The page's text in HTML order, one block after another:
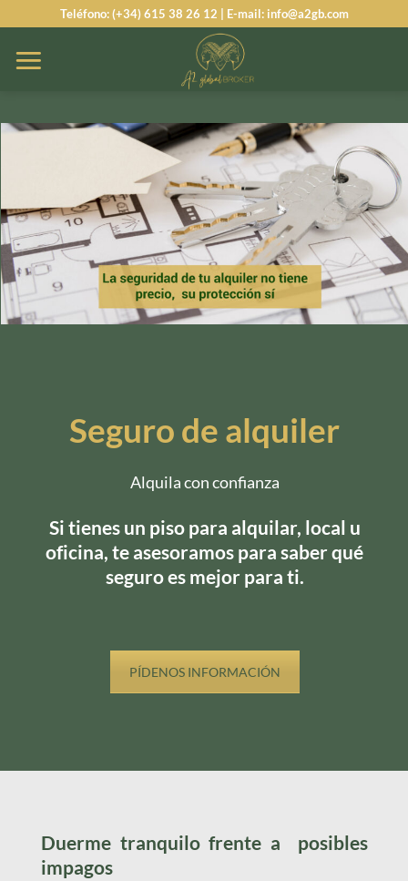
contenido
Teléfono: (+34) 615 38 26 12 | E-mail: info@a2gb.com
Seguro de alquiler
Alquila con confianza
Si tienes un piso para alquilar, local u
oficina, te asesoramos para saber qué
seguro es mejor para ti.
PÍDENOS INFORMACIÓN
Duerme tranquilo frente a posibles
impagos